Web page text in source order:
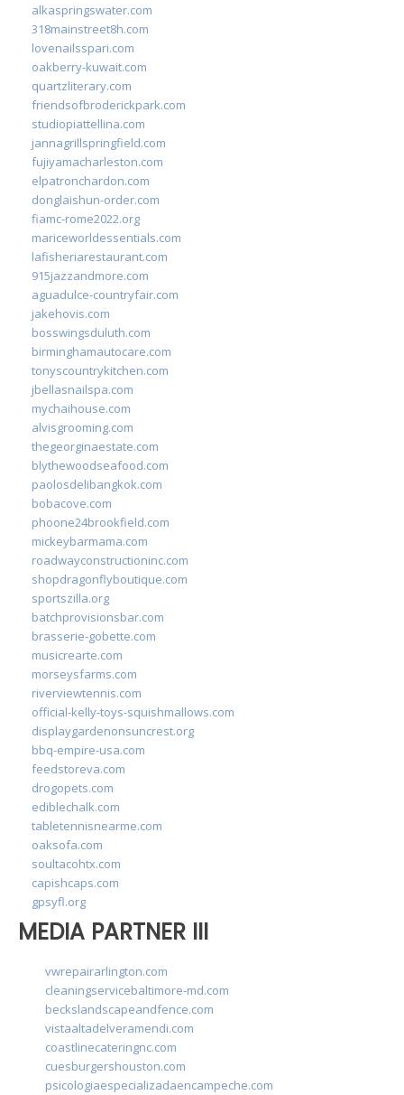
alkaspringswater.com
318mainstreet8h.com
lovenailsspari.com
oakberry-kuwait.com
quartzliterary.com
friendsofbroderickpark.com
studiopiattellina.com
jannagrillspringfield.com
fujiyamacharleston.com
elpatronchardon.com
donglaishun-order.com
fiamc-rome2022.org
mariceworldessentials.com
lafisheriarestaurant.com
915jazzandmore.com
aguadulce-countryfair.com
jakehovis.com
bosswingsduluth.com
birminghamautocare.com
tonyscountrykitchen.com
jbellasnailspa.com
mychaihouse.com
alvisgrooming.com
thegeorginaestate.com
blythewoodseafood.com
paolosdelibangkok.com
bobacove.com
phoone24brookfield.com
mickeybarmama.com
roadwayconstructioninc.com
shopdragonflyboutique.com
sportszilla.org
batchprovisionsbar.com
brasserie-gobette.com
musicrearte.com
morseysfarms.com
riverviewtennis.com
official-kelly-toys-squishmallows.com
displaygardenonsuncrest.org
bbq-empire-usa.com
feedstoreva.com
drogopets.com
ediblechalk.com
tabletennisnearme.com
oaksofa.com
soultacohtx.com
capishcaps.com
gpsyfl.org
MEDIA PARTNER III
vwrepairarlington.com
cleaningservicebaltimore-md.com
beckslandscapeandfence.com
vistaaltadelveramendi.com
coastlinecateringnc.com
cuesburgershouston.com
psicologiaespecializadaencampeche.com